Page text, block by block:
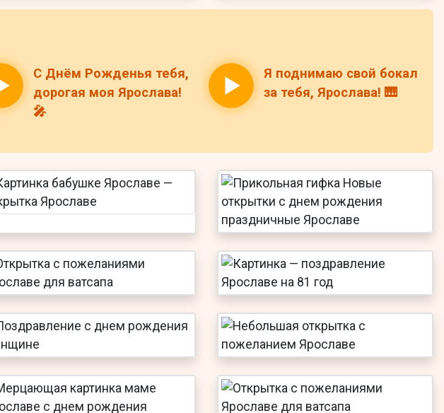
С Днём Рожденья тебя,
дорогая моя Ярослава!
🎤
Я поднимаю свой бокал
за тебя, Ярослава! 🎹